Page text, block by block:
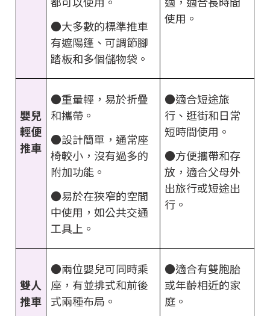
●大多數的標準推車
有遮陽篷、可調節腳
踏板和多個儲物袋。
使用。
嬰兒
輕便
推車
●重量輕，易於折疊
和攜帶。
●設計簡單，通常座
椅較小，沒有過多的
附加功能。
●易於在狹窄的空間
中使用，如公共交通
工具上。
●適合短途旅
行、逛街和日常
短時間使用。
●方便攜帶和存
放，適合父母外
出旅行或短途出
行。
雙人
推車
●兩位嬰兒可同時乘
座，有並排式和前後
式兩種布局。
●適合有雙胞胎
或年齡相近的家
庭。